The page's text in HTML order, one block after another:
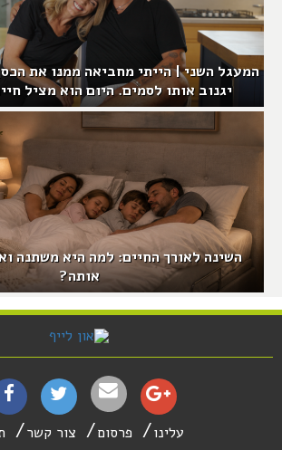
המעגל השני | הייתי מחביאה ממנו את
יגנוב אותו לסמים. היום הוא מציל
השינה לאורך החיים: למה היא משתנה
אותה?
עלינו פרסום צור קשר